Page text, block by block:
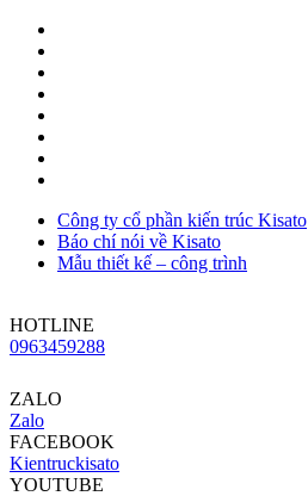
Công ty cổ phần kiến trúc Kisato
Báo chí nói về Kisato
Mẫu thiết kế – công trình
HOTLINE
0963459288
ZALO
Zalo
FACEBOOK
Kientruckisato
YOUTUBE